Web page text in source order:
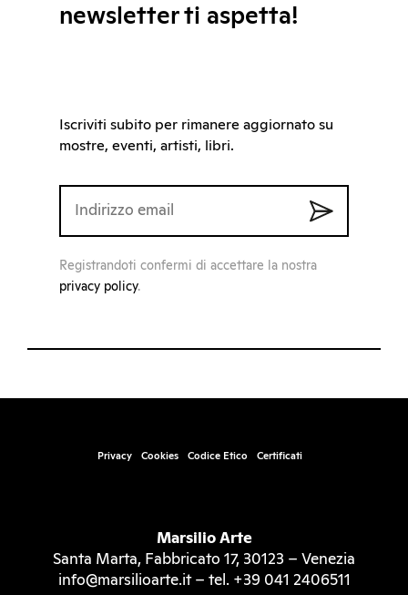
newsletter ti aspetta!
Iscriviti subito per rimanere aggiornato su
mostre, eventi, artisti, libri.
Registrandoti confermi di accettare la nostra
privacy policy.
Privacy Cookies Codice Etico Certificati
Marsilio Arte
Santa Marta, Fabbricato 17, 30123 – Venezia
info@marsilioarte.it – tel. +39 041 2406511